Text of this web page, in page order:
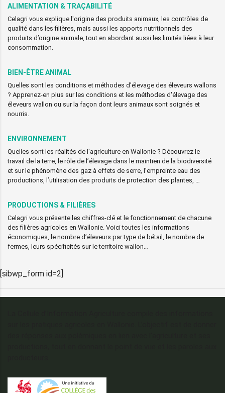
ALIMENTATION & TRAÇABILITÉ
Celagri vous explique l'origine des produits animaux, les contrôles de
qualité dans les filières, mais aussi les apports nutritionnels des
produits d’origine animale, tout en abordant aussi les limités liées à leur
consommation.
BIEN-ÊTRE ANIMAL
Quelles sont les conditions et méthodes d'élevage des éleveurs wallons
? Apprenez-en plus sur les conditions et les méthodes d'élevage des
éleveurs wallon ou sur la façon dont leurs animaux sont soignés et
nourris.
ENVIRONNEMENT
Quelles sont les réalités de l'agriculture en Wallonie ? Découvrez le
travail de la terre, le rôle de l’élevage dans le maintien de la biodiversité
et sur le phénomène des gaz à effets de serre, l’empreinte eau des
productions, l’utilisation des produits de protection des plantes, …
PRODUCTIONS & FILIÈRES
Celagri vous présente les chiffres-clé et le fonctionnement de chacune
des filières agricoles en Wallonie. Voici toutes les informations
économiques, le nombre d’éleveurs par type de bétail, le nombre de
fermes, leurs spécificités sur le territoire wallon…
[sibwp_form id=2]